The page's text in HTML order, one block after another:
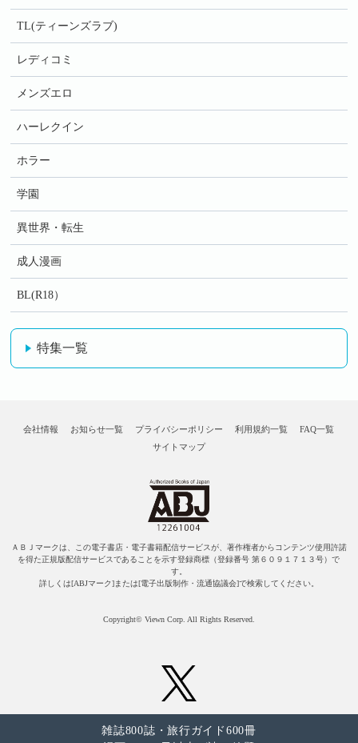
TL(ティーンズラブ)
レディコミ
メンズエロ
ハーレクイン
ホラー
学園
異世界・転生
成人漫画
BL(R18）
特集一覧
会社情報 お知らせ一覧 プライバシーポリシー 利用規約一覧
FAQ一覧
サイトマップ
ＡＢＪマークは、この電子書店・電子書籍配信サービスが、著作権者からコンテンツ使用許諾
を得た正規版配信サービスであることを示す登録商標（登録番号 第６０９１７１３号）で
す。
詳しくは[ABJマーク]または[電子出版制作・流通協議会]で検索してください。
Copyright© Viewn Corp. All Rights Reserved.
雑誌800誌・旅行ガイド600冊